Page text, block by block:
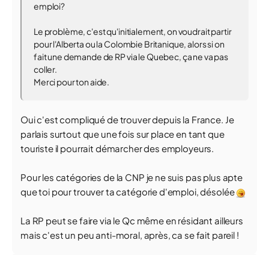
emploi?
Le problème, c'est qu'initialement, on voudrait partir
pour l'Alberta ou la Colombie Britanique, alors si on
fait une demande de RP via le Quebec, ça ne va pas
coller.
Merci pour ton aide.
Oui c'est compliqué de trouver depuis la France. Je
parlais surtout que une fois sur place en tant que
touriste il pourrait démarcher des employeurs.
Pour les catégories de la CNP je ne suis pas plus apte
que toi pour trouver ta catégorie d'emploi, désolée
La RP peut se faire via le Qc même en résidant ailleurs
mais c'est un peu anti-moral, après, ca se fait pareil !